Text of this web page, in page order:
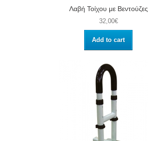
Λαβή Τοίχου με Βεντούζες
32,00€
Add to cart